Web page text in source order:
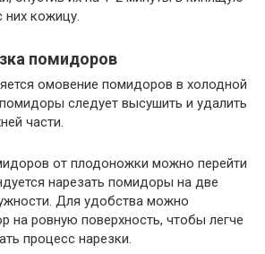
них кожицу.
помидоров
омовение помидоров в холодной
следует высушить и удалить
части.
от плодоножки можно перейти
нарезать помидоры на две
Для удобства можно
на ровную поверхность, чтобы легче
процесс нарезки.